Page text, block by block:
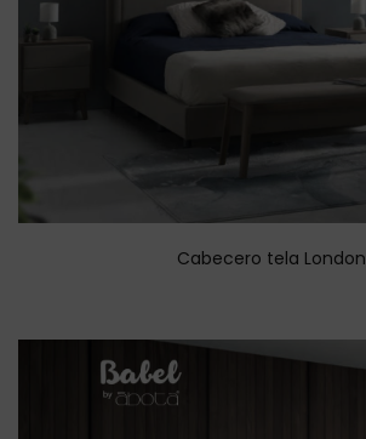
Cabecero tela London